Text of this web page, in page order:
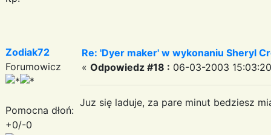
Zodiak72
Forumowicz
Pomocna dłoń:
+0/-0
Re: 'Dyer maker' w wykonaniu Sheryl
« Odpowiedz #18 : 06-03-2003
Juz się laduje, za pare minut bedziesz